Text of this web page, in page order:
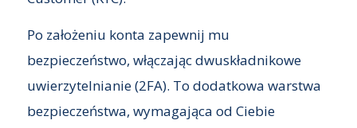
Po założeniu konta zapewnij mu
bezpieczeństwo, włączając dwuskładnikowe
uwierzytelnianie (2FA). To dodatkowa warstwa
bezpieczeństwa, wymagająca od Ciebie